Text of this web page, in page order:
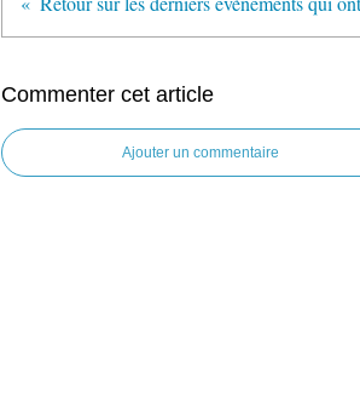
Commenter cet article
Ajouter un commentaire